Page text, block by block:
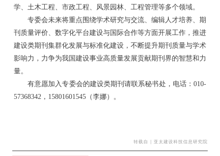
学、 土木工程、市政工程、风景园林、工程管理等多个领域。
专委会未来将重点围绕学术研究与交流、编辑人才培养、期
刊质量评价、数字化平台建设与国际合作等方面开展工作，推进
建设类期刊集群化发展与标准化建设，不断提升期刊质量与学术
影响力，力争为我国建设事业高质量发展贡献期刊界的智慧和力
量。
有意愿加入专委会的建设类期刊请联系秘书处，电话： 010-
57368342，15801601545（李娜）。
转载自 | 亚太建设科技信息研究院